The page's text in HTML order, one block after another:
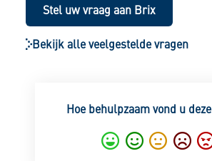
Stel uw vraag aan Brix
Bekijk alle veelgestelde vragen
Hoe behulpzaam vond u
Super
Goed